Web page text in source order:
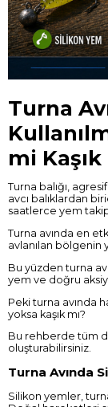
Turna
mi
Turna balığı,
avcı balıklardan
saatlerce yem
Turna avında en
avlanılan bölgenin
Bu yüzden turna
yem ve doğru
Peki turna avında
yoksa kaşık mı?
Bu rehberde tüm
oluşturabilirsiniz.
Turna Avında
Silikon yemler,